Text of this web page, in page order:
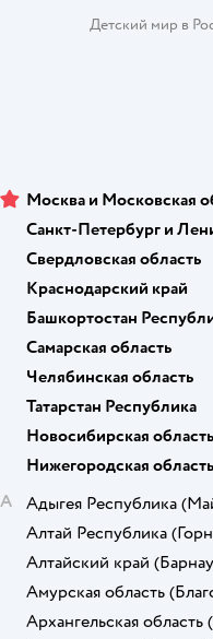
Детский мир в
Москва и Московская
Санкт-Петербург и
Свердловская область
Краснодарский край
Башкортостан
Самарская область
Челябинская область
Татарстан Республика
Новосибирская область
Нижегородская область
А
Адыгея Республика
Алтай Республика
Алтайский край
Амурская область
Архангельская область